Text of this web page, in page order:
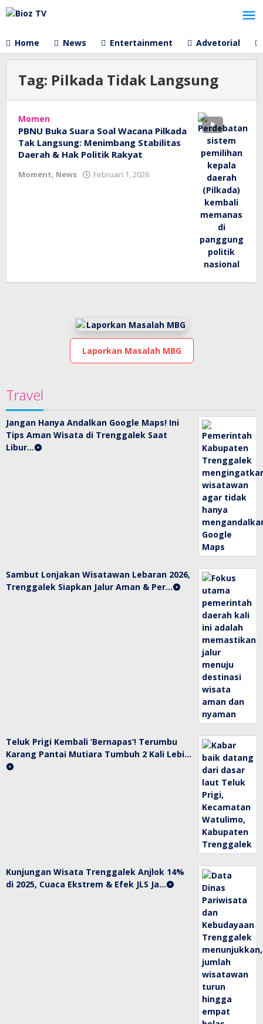
Lewati
ke
Home
News Entertainment Advetorial
Tag: Pilkada Tidak Langsung
Momen
PBNU Buka Suara Soal Wacana Pilkada
Tak Langsung: Menimbang Stabilitas
Daerah & Hak Politik Rakyat
Moment, News Februari 1, 2026
Laporkan Masalah MBG
Travel
Jangan Hanya Andalkan Google Maps! Ini
Tips Aman Wisata di Trenggalek Saat
Libur…
Sambut Lonjakan Wisatawan Lebaran 2026,
Trenggalek Siapkan Jalur Aman & Per…
Teluk Prigi Kembali ‘Bernapas’! Terumbu
Karang Pantai Mutiara Tumbuh 2 Kali Lebi…
Kunjungan Wisata Trenggalek Anjlok 14%
di 2025, Cuaca Ekstrem & Efek JLS Ja…